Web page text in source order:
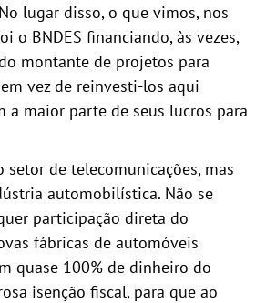
lugar disso, o que vimos, nos
o BNDES financiando, às vezes,
montante de projetos para
vez de reinvesti-los aqui
a maior parte de seus lucros para
setor de telecomunicações, mas
automobilística. Não se
participação direta do
fábricas de automóveis
quase 100% de dinheiro do
isenção fiscal, para que ao